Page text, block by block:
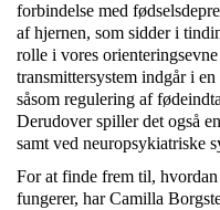
forbindelse med
af hjernen, som sidder i
rolle i vores
transmittersystem indgår i
såsom regulering af
Derudover spiller det også
samt ved neuropsykiatriske
For at finde frem til,
fungerer, har Camilla